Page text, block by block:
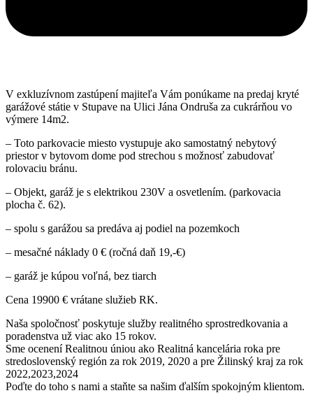
V exkluzívnom zastúpení majiteľa Vám ponúkame na predaj kryté
garážové státie v Stupave na Ulici Jána Ondruša za cukrárňou vo
výmere 14m2.
– Toto parkovacie miesto vystupuje ako samostatný nebytový
priestor v bytovom dome pod strechou s možnosť zabudovať
rolovaciu bránu.
– Objekt, garáž je s elektrikou 230V a osvetlením. (parkovacia
plocha č. 62).
– spolu s garážou sa predáva aj podiel na pozemkoch
– mesačné náklady 0 € (ročná daň 19,-€)
– garáž je kúpou voľná, bez tiarch
Cena 19900 € vrátane služieb RK.
Naša spoločnosť poskytuje služby realitného sprostredkovania a
poradenstva už viac ako 15 rokov.
Sme ocenení Realitnou úniou ako Realitná kancelária roka pre
stredoslovenský región za rok 2019, 2020 a pre Žilinský kraj za rok
2022,2023,2024
Poďte do toho s nami a staňte sa našim ďalším spokojným klientom.